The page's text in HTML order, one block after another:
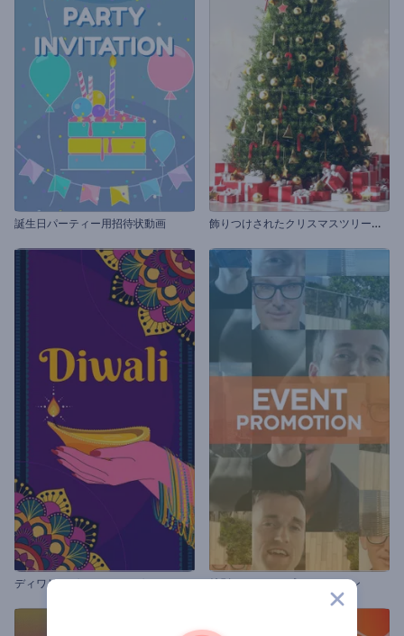
誕生日パーティー用招待状動画 飾
りつけされたクリスマスツリーのオープニング動画
デ
ィワリ・グリーティングのアニメーション 特別なイベントプロモーション